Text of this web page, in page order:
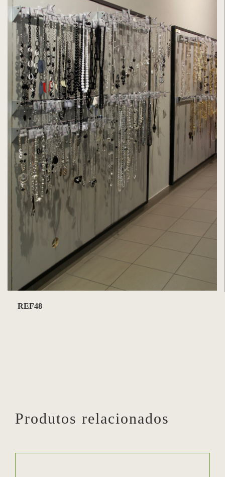
REF48
Produtos relacionados